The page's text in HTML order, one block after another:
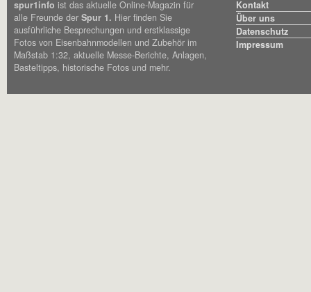
spur1info ist das aktuelle Online-Magazin für
alle Freunde der Spur 1. Hier finden Sie
ausführliche Besprechungen und erstklassige
Fotos von Eisenbahnmodellen und Zubehör im
Maßstab 1:32, aktuelle Messe-Berichte, Anlagen,
Basteltipps, historische Fotos und mehr.
Kontakt
Über uns
Datenschutz
Impressum